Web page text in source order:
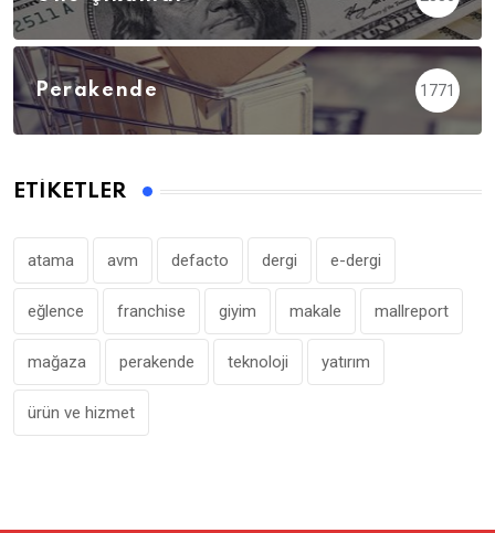
Perakende 1771
ETIKETLER
atama avm defacto dergi e-dergi
eğlence franchise giyim makale mallreport
mağaza perakende teknoloji yatırım
ürün ve hizmet